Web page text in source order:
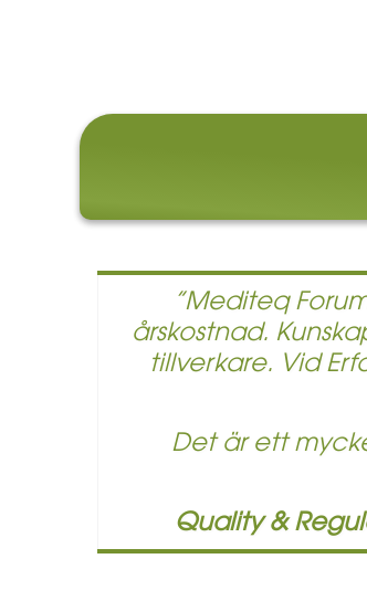
”Mediteq
årskostnad.
tillverkare. Vid
Det är ett
Quality &